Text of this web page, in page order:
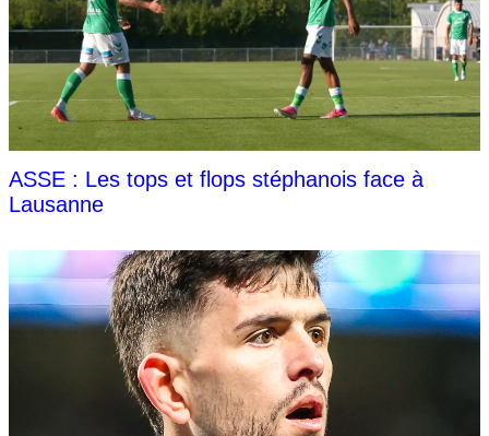
ASSE : Les tops et flops stéphanois face à
Lausanne